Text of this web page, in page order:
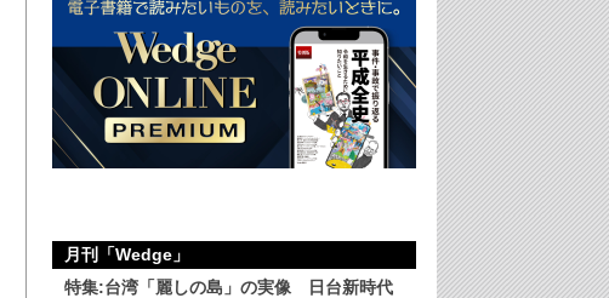
月刊「Wedge」
特集:台湾「麗しの島」の実像 日台新時代